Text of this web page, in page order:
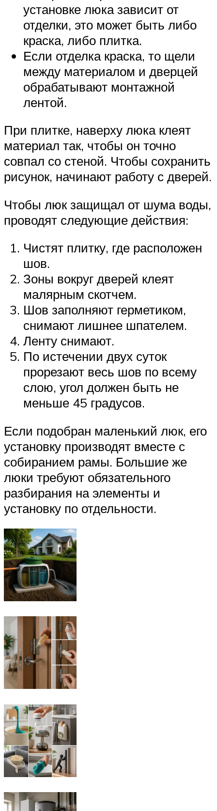
установке люка зависит от
отделки, это может быть либо
краска, либо плитка.
Если отделка краска, то щели
между материалом и дверцей
обрабатывают монтажной
лентой.
При плитке, наверху люка клеят
материал так, чтобы он точно
совпал со стеной. Чтобы сохранить
рисунок, начинают работу с дверей.
Чтобы люк защищал от шума воды,
проводят следующие действия:
Чистят плитку, где расположен
шов.
Зоны вокруг дверей клеят
малярным скотчем.
Шов заполняют герметиком,
снимают лишнее шпателем.
Ленту снимают.
По истечении двух суток
прорезают весь шов по всему
слою, угол должен быть не
меньше 45 градусов.
Если подобран маленький люк, его
установку производят вместе с
собиранием рамы. Большие же
люки требуют обязательного
разбирания на элементы и
установку по отдельности.